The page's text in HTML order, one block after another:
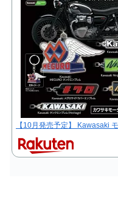
【10月発売予定】 Kawasaki